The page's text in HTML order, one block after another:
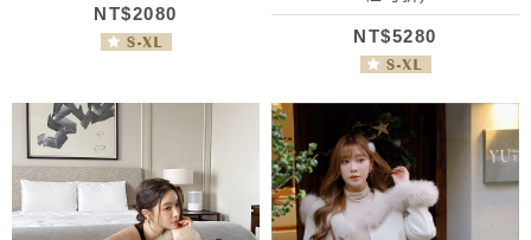
NT$2080
NT$5280